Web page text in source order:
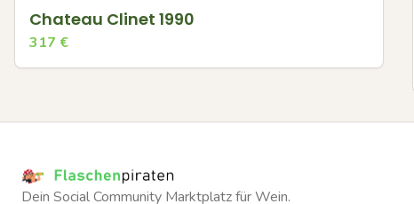
Chateau Clinet 1990
317 €
Dein Social Community Marktplatz für Wein.